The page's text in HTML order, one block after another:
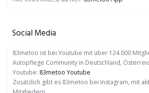
Social Media
83metoo ist bei Youtube mit über 124.000
Autopflege Community in Deutschland,
Youtube: 83metoo Youtube
Zusätzlich gibt es 83metoo bei Instagram, mit